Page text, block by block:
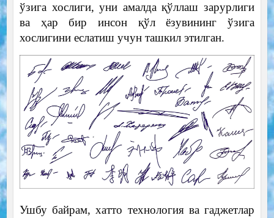
ўзига хослиги, уни амалда қўллаш зарурлиги
ва ҳар бир инсон қўл ёзувининг ўзига
хослигини еслатиш учун ташкил этилган.
Ушбу байрам, хатто технология ва гаджетлар